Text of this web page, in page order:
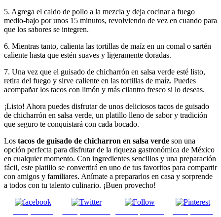
5. Agrega el caldo de pollo a la mezcla y deja cocinar a fuego
medio-bajo por unos 15 minutos, revolviendo de vez en cuando para
que los sabores se integren.
6. Mientras tanto, calienta las tortillas de maíz en un comal o sartén
caliente hasta que estén suaves y ligeramente doradas.
7. Una vez que el guisado de chicharrón en salsa verde esté listo,
retira del fuego y sirve caliente en las tortillas de maíz. Puedes
acompañar los tacos con limón y más cilantro fresco si lo deseas.
¡Listo! Ahora puedes disfrutar de unos deliciosos tacos de guisado
de chicharrón en salsa verde, un platillo lleno de sabor y tradición
que seguro te conquistará con cada bocado.
Los tacos de guisado de chicharron en salsa verde son una
opción perfecta para disfrutar de la riqueza gastronómica de México
en cualquier momento. Con ingredientes sencillos y una preparación
fácil, este platillo se convertirá en uno de tus favoritos para compartir
con amigos y familiares. Anímate a prepararlos en casa y sorprende
a todos con tu talento culinario. ¡Buen provecho!